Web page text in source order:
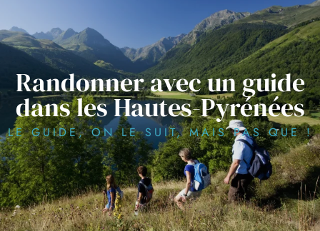
Randonner avec un guide
dans les Hautes-Pyrénées
LE GUIDE, ON LE SUIT, MAIS PAS QUE !